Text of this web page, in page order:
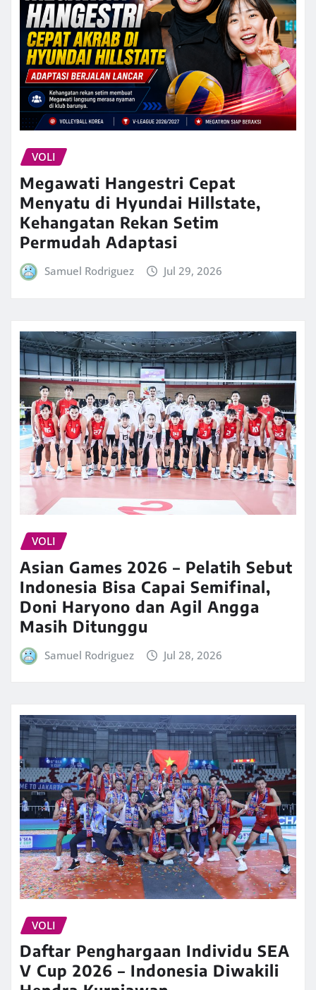
VOLI
Megawati Hangestri Cepat
Menyatu di Hyundai Hillstate,
Kehangatan Rekan Setim
Permudah Adaptasi
Samuel Rodriguez Jul 29, 2026
VOLI
Asian Games 2026 – Pelatih Sebut
Indonesia Bisa Capai Semifinal,
Doni Haryono dan Agil Angga
Masih Ditunggu
Samuel Rodriguez Jul 28, 2026
VOLI
Daftar Penghargaan Individu SEA
V Cup 2026 – Indonesia Diwakili